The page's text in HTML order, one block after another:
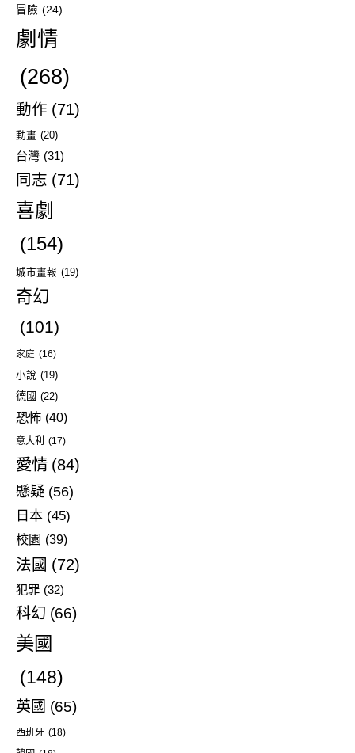
冒險 (24)
劇情
(268)
動作 (71)
動畫 (20)
台灣 (31)
同志 (71)
喜劇
(154)
城市畫報 (19)
奇幻
(101)
家庭 (16)
小說 (19)
德國 (22)
恐怖 (40)
意大利 (17)
愛情 (84)
懸疑 (56)
日本 (45)
校園 (39)
法國 (72)
犯罪 (32)
科幻 (66)
美國
(148)
英國 (65)
西班牙 (18)